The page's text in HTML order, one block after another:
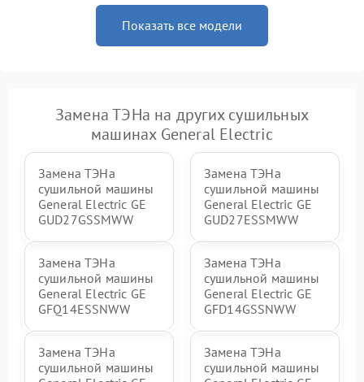
Показать все модели
Замена ТЭНа на других сушильных
машинах General Electric
Замена ТЭНа
сушильной машины
General Electric GE
GUD27GSSMWW
Замена ТЭНа
сушильной машины
General Electric GE
GUD27ESSMWW
Замена ТЭНа
сушильной машины
General Electric GE
GFQ14ESSNWW
Замена ТЭНа
сушильной машины
General Electric GE
GFD14GSSNWW
Замена ТЭНа
сушильной машины
Замена ТЭНа
сушильной машины